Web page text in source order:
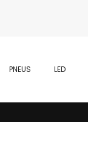
PNEUS LED